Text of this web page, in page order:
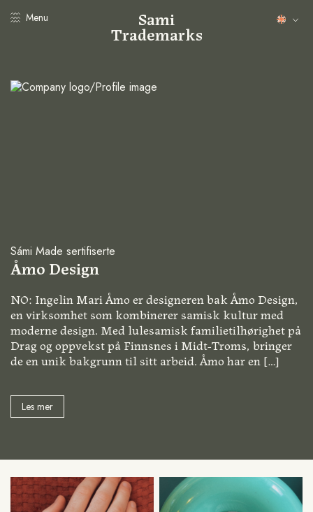
Menu Sami
Trademarks
Sámi Made sertifiserte
Åmo Design
NO: Ingelin Mari Åmo er designeren bak Åmo Design,
en virksomhet som kombinerer samisk kultur med
moderne design. Med lulesamisk familietilhørighet på
Drag og oppvekst på Finnsnes i Midt-Troms, bringer
de en unik bakgrunn til sitt arbeid. Åmo har en […]
Les mer